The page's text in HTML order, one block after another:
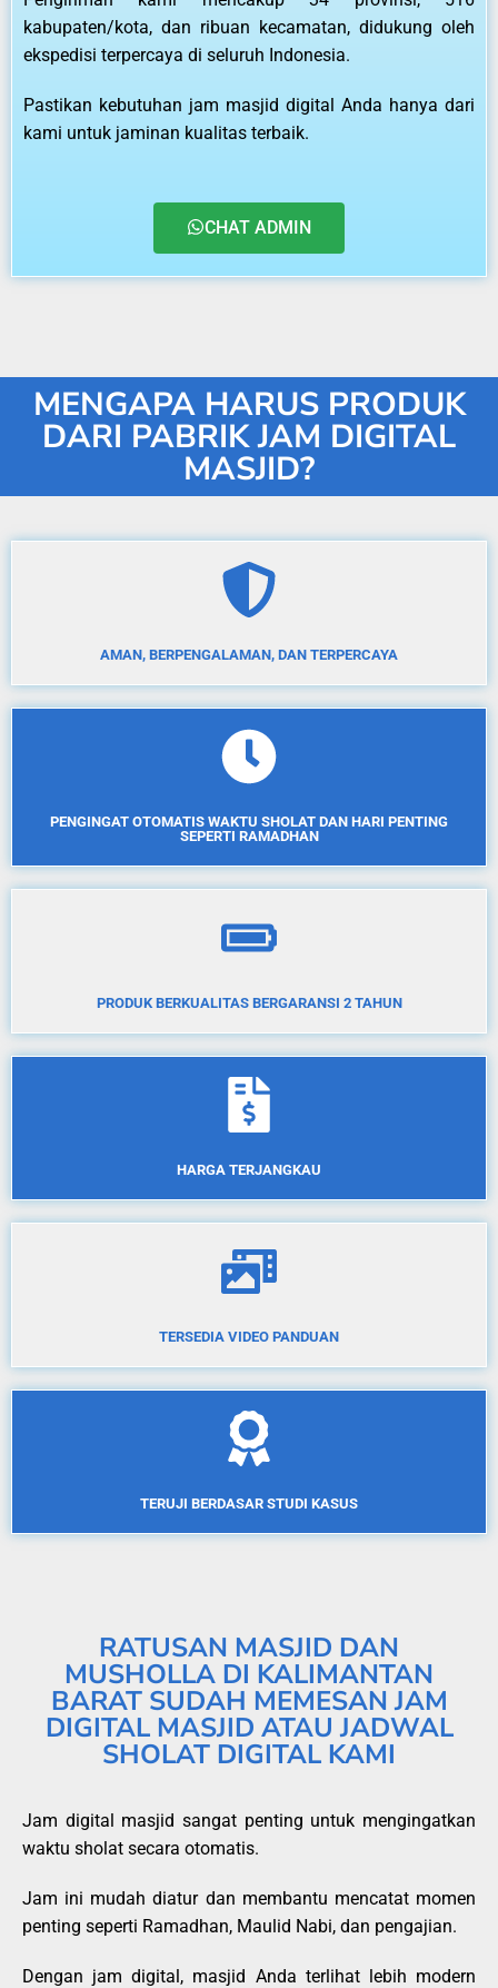
kabupaten/kota, dan ribuan kecamatan, didukung oleh
ekspedisi terpercaya di seluruh Indonesia.
Pastikan kebutuhan jam masjid digital Anda hanya dari
kami untuk jaminan kualitas terbaik.
CHAT ADMIN
MENGAPA HARUS PRODUK
DARI PABRIK JAM DIGITAL
MASJID?
AMAN, BERPENGALAMAN, DAN TERPERCAYA
PENGINGAT OTOMATIS WAKTU SHOLAT DAN HARI PENTING
SEPERTI RAMADHAN
PRODUK BERKUALITAS BERGARANSI 2 TAHUN
HARGA TERJANGKAU
TERSEDIA VIDEO PANDUAN
TERUJI BERDASAR STUDI KASUS
RATUSAN MASJID DAN
MUSHOLLA DI KALIMANTAN
BARAT SUDAH MEMESAN JAM
DIGITAL MASJID ATAU JADWAL
SHOLAT DIGITAL KAMI
Jam digital masjid sangat penting untuk mengingatkan
waktu sholat secara otomatis.
Jam ini mudah diatur dan membantu mencatat momen
penting seperti Ramadhan, Maulid Nabi, dan pengajian.
Dengan jam digital, masjid Anda terlihat lebih modern